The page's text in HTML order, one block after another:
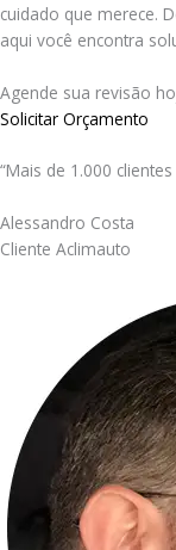
cuidado que merece.
aqui você encontra
Agende sua revisão
Solicitar Orçamento
“Mais de 1.000
Alessandro Costa
Cliente Aclimauto